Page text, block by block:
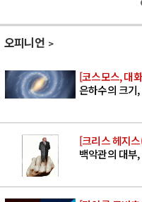
오피니언
[코스모스, 대
은하수의 크기
[크리스 헤지
백악관의 대부